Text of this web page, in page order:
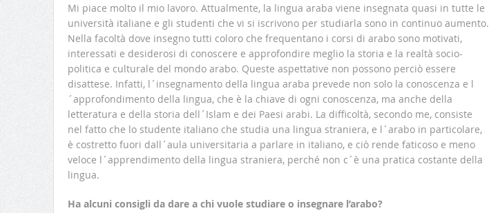
Mi piace molto il mio lavoro. Attualmente, la lingua araba viene insegnata quasi in tutte le
università italiane e gli studenti che vi si iscrivono per studiarla sono in continuo aumento.
Nella facoltà dove insegno tutti coloro che frequentano i corsi di arabo sono motivati,
interessati e desiderosi di conoscere e approfondire meglio la storia e la realtà socio-
politica e culturale del mondo arabo. Queste aspettative non possono perciò essere
disattese. Infatti, l´insegnamento della lingua araba prevede non solo la conoscenza e l
´approfondimento della lingua, che è la chiave di ogni conoscenza, ma anche della
letteratura e della storia dell´Islam e dei Paesi arabi. La difficoltà, secondo me, consiste
nel fatto che lo studente italiano che studia una lingua straniera, e l´arabo in particolare,
è costretto fuori dall´aula universitaria a parlare in italiano, e ciò rende faticoso e meno
veloce l´apprendimento della lingua straniera, perché non c´è una pratica costante della
lingua.
Ha alcuni consigli da dare a chi vuole studiare o insegnare l’arabo?